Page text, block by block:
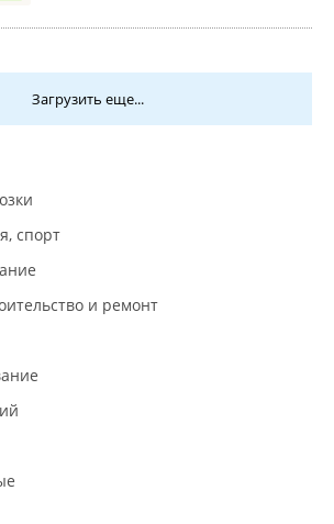
Загрузить еще...
спорт
и ремонт